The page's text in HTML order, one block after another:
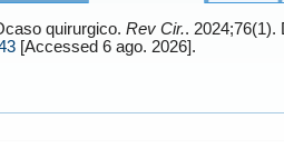
Ocaso quirurgico. Rev Cir.
[Accessed 6 ago. 2026].